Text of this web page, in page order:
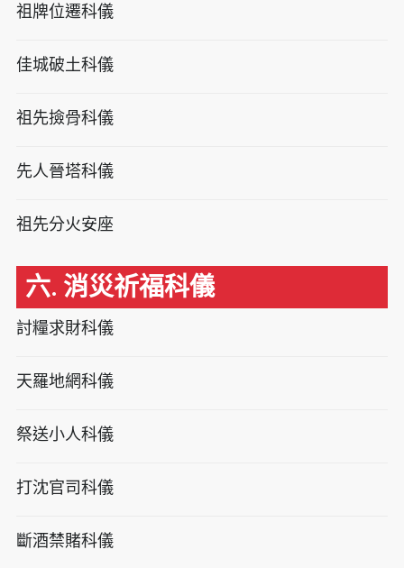
祖牌位遷科儀
佳城破土科儀
祖先撿骨科儀
先人晉塔科儀
祖先分火安座
六. 消災祈福科儀
討糧求財科儀
天羅地網科儀
祭送小人科儀
打沈官司科儀
斷酒禁賭科儀